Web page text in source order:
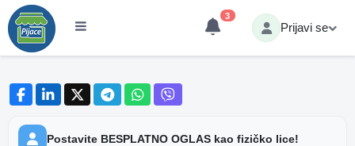
3
Prijavi se
Postavite BESPLATNO OGLAS kao fizičko lice!